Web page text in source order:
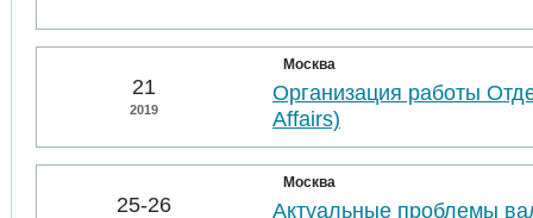
21
2019
Москва
Организация работы
Affairs)
25-26
Москва
Актуальные проблемы